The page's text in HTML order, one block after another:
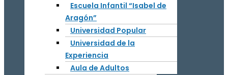
Escuela Infantil “Isabel de
Aragón”
Universidad Popular
Universidad de la
Experiencia
Aula de Adultos